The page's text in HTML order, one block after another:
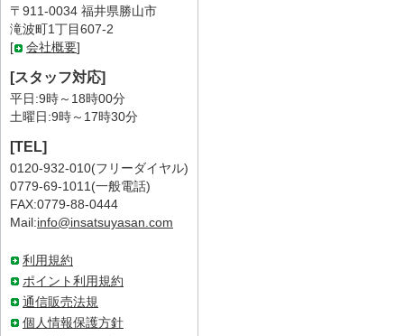
〒911-0034 福井県勝山市
滝波町1丁目607-2
[
会社概要]
[スタッフ対応]
平日:9時～18時00分
土曜日:9時～17時30分
[TEL]
0120-932-010(フリーダイヤル)
0779-69-1011(一般電話)
FAX:0779-88-0444
Mail:info@insatsuyasan.com
利用規約
ポイント利用規約
通信販売法規
個人情報保護方針